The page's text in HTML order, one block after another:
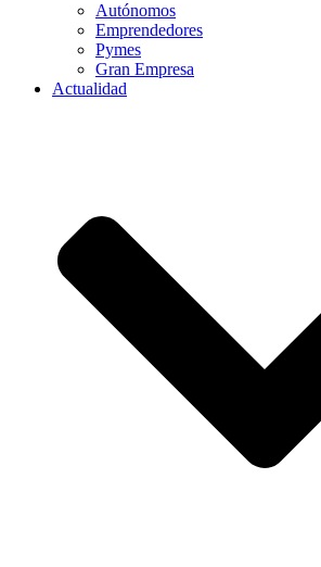
Autónomos
Emprendedores
Pymes
Gran Empresa
Actualidad